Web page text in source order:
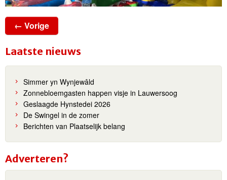
← Vorige
Laatste nieuws
Simmer yn Wynjewâld
Zonnebloemgasten happen visje in Lauwersoog
Geslaagde Hynstedei 2026
De Swingel in de zomer
Berichten van Plaatselijk belang
Adverteren?